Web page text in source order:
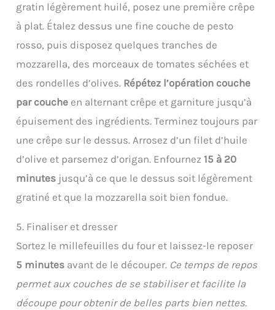
gratin légèrement huilé, posez une première crêpe
à plat. Étalez dessus une fine couche de pesto
rosso, puis disposez quelques tranches de
mozzarella, des morceaux de tomates séchées et
des rondelles d’olives. Répétez l’opération couche
par couche en alternant crêpe et garniture jusqu’à
épuisement des ingrédients. Terminez toujours par
une crêpe sur le dessus. Arrosez d’un filet d’huile
d’olive et parsemez d’origan. Enfournez15 à 20
minutes jusqu’à ce que le dessus soit légèrement
gratiné et que la mozzarella soit bien fondue.
5. Finaliser et dresser
Sortez le millefeuilles du four et laissez-le reposer
5 minutes avant de le découper. Ce temps de repos
permet aux couches de se stabiliser et facilite la
découpe pour obtenir de belles parts bien nettes.